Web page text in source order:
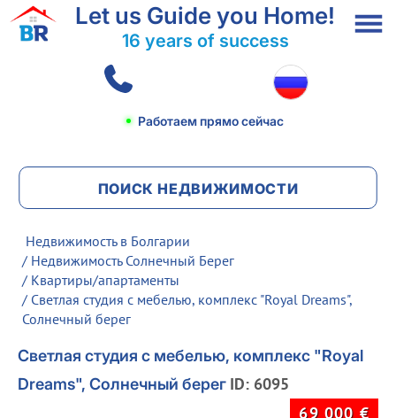
Let us Guide you Home!
16 years of success
Работаем прямо сейчас
ПОИСК НЕДВИЖИМОСТИ
Недвижимость в Болгарии
/ Недвижимость Солнечный Берег
/ Квартиры/апартаменты
/ Светлая студия с мебелью, комплекс "Royal Dreams",
Солнечный берег
Светлая студия с мебелью, комплекс "Royal
Dreams", Солнечный берег ID: 6095
69 000 €